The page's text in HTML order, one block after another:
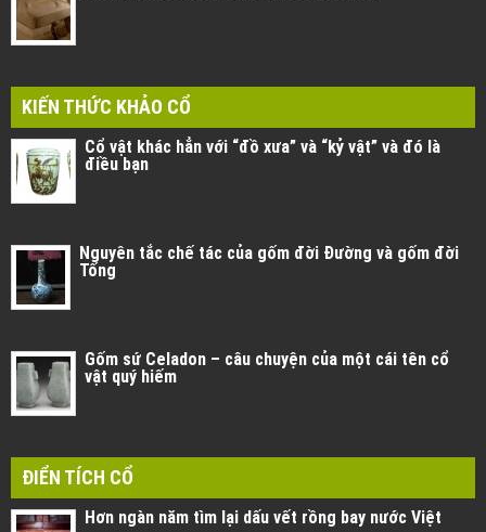
KIẾN THỨC KHẢO CỔ
Cổ vật khác hẳn với “đồ xưa” và “kỷ vật” và đó là
điều bạn
Nguyên tắc chế tác của gốm đời Đường và gốm đời
Tống
Gốm sứ Celadon – câu chuyện của một cái tên cổ
vật quý hiếm
ĐIỂN TÍCH CỔ
Hơn ngàn năm tìm lại dấu vết rồng bay nước Việt